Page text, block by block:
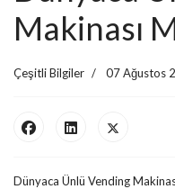
Makinası
Çeşitli Bilgiler 07 Ağustos
Dünyaca Ünlü Vending